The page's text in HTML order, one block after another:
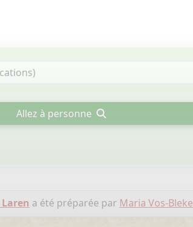
Allez à personne
a été préparée par Maria Vos-